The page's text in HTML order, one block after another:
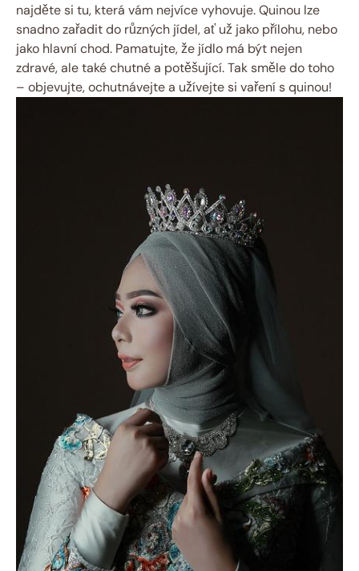
najděte si tu, která vám nejvíce vyhovuje. Quinou lze
snadno zařadit do různých jídel, ať už jako přílohu, nebo
jako hlavní chod. Pamatujte, že jídlo má být nejen
zdravé, ale také chutné a potěšující. Tak směle do toho
– objevujte, ochutnávejte a užívejte si vaření s quinou!